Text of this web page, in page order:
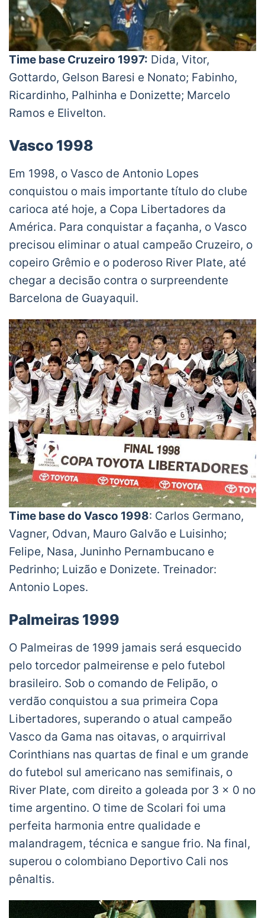
Time base Cruzeiro 1997: Dida, Vitor,
Gottardo, Gelson Baresi e Nonato; Fabinho,
Ricardinho, Palhinha e Donizette; Marcelo
Ramos e Elivelton.
Vasco 1998
Em 1998, o Vasco de Antonio Lopes
conquistou o mais importante título do clube
carioca até hoje, a Copa Libertadores da
América. Para conquistar a façanha, o Vasco
precisou eliminar o atual campeão Cruzeiro, o
copeiro Grêmio e o poderoso River Plate, até
chegar a decisão contra o surpreendente
Barcelona de Guayaquil.
Time base do Vasco 1998: Carlos Germano,
Vagner, Odvan, Mauro Galvão e Luisinho;
Felipe, Nasa, Juninho Pernambucano e
Pedrinho; Luizão e Donizete. Treinador:
Antonio Lopes.
Palmeiras 1999
O Palmeiras de 1999 jamais será esquecido
pelo torcedor palmeirense e pelo futebol
brasileiro. Sob o comando de Felipão, o
verdão conquistou a sua primeira Copa
Libertadores, superando o atual campeão
Vasco da Gama nas oitavas, o arquirrival
Corinthians nas quartas de final e um grande
do futebol sul americano nas semifinais, o
River Plate, com direito a goleada por 3 x 0 no
time argentino. O time de Scolari foi uma
perfeita harmonia entre qualidade e
malandragem, técnica e sangue frio. Na final,
superou o colombiano Deportivo Cali nos
pênaltis.